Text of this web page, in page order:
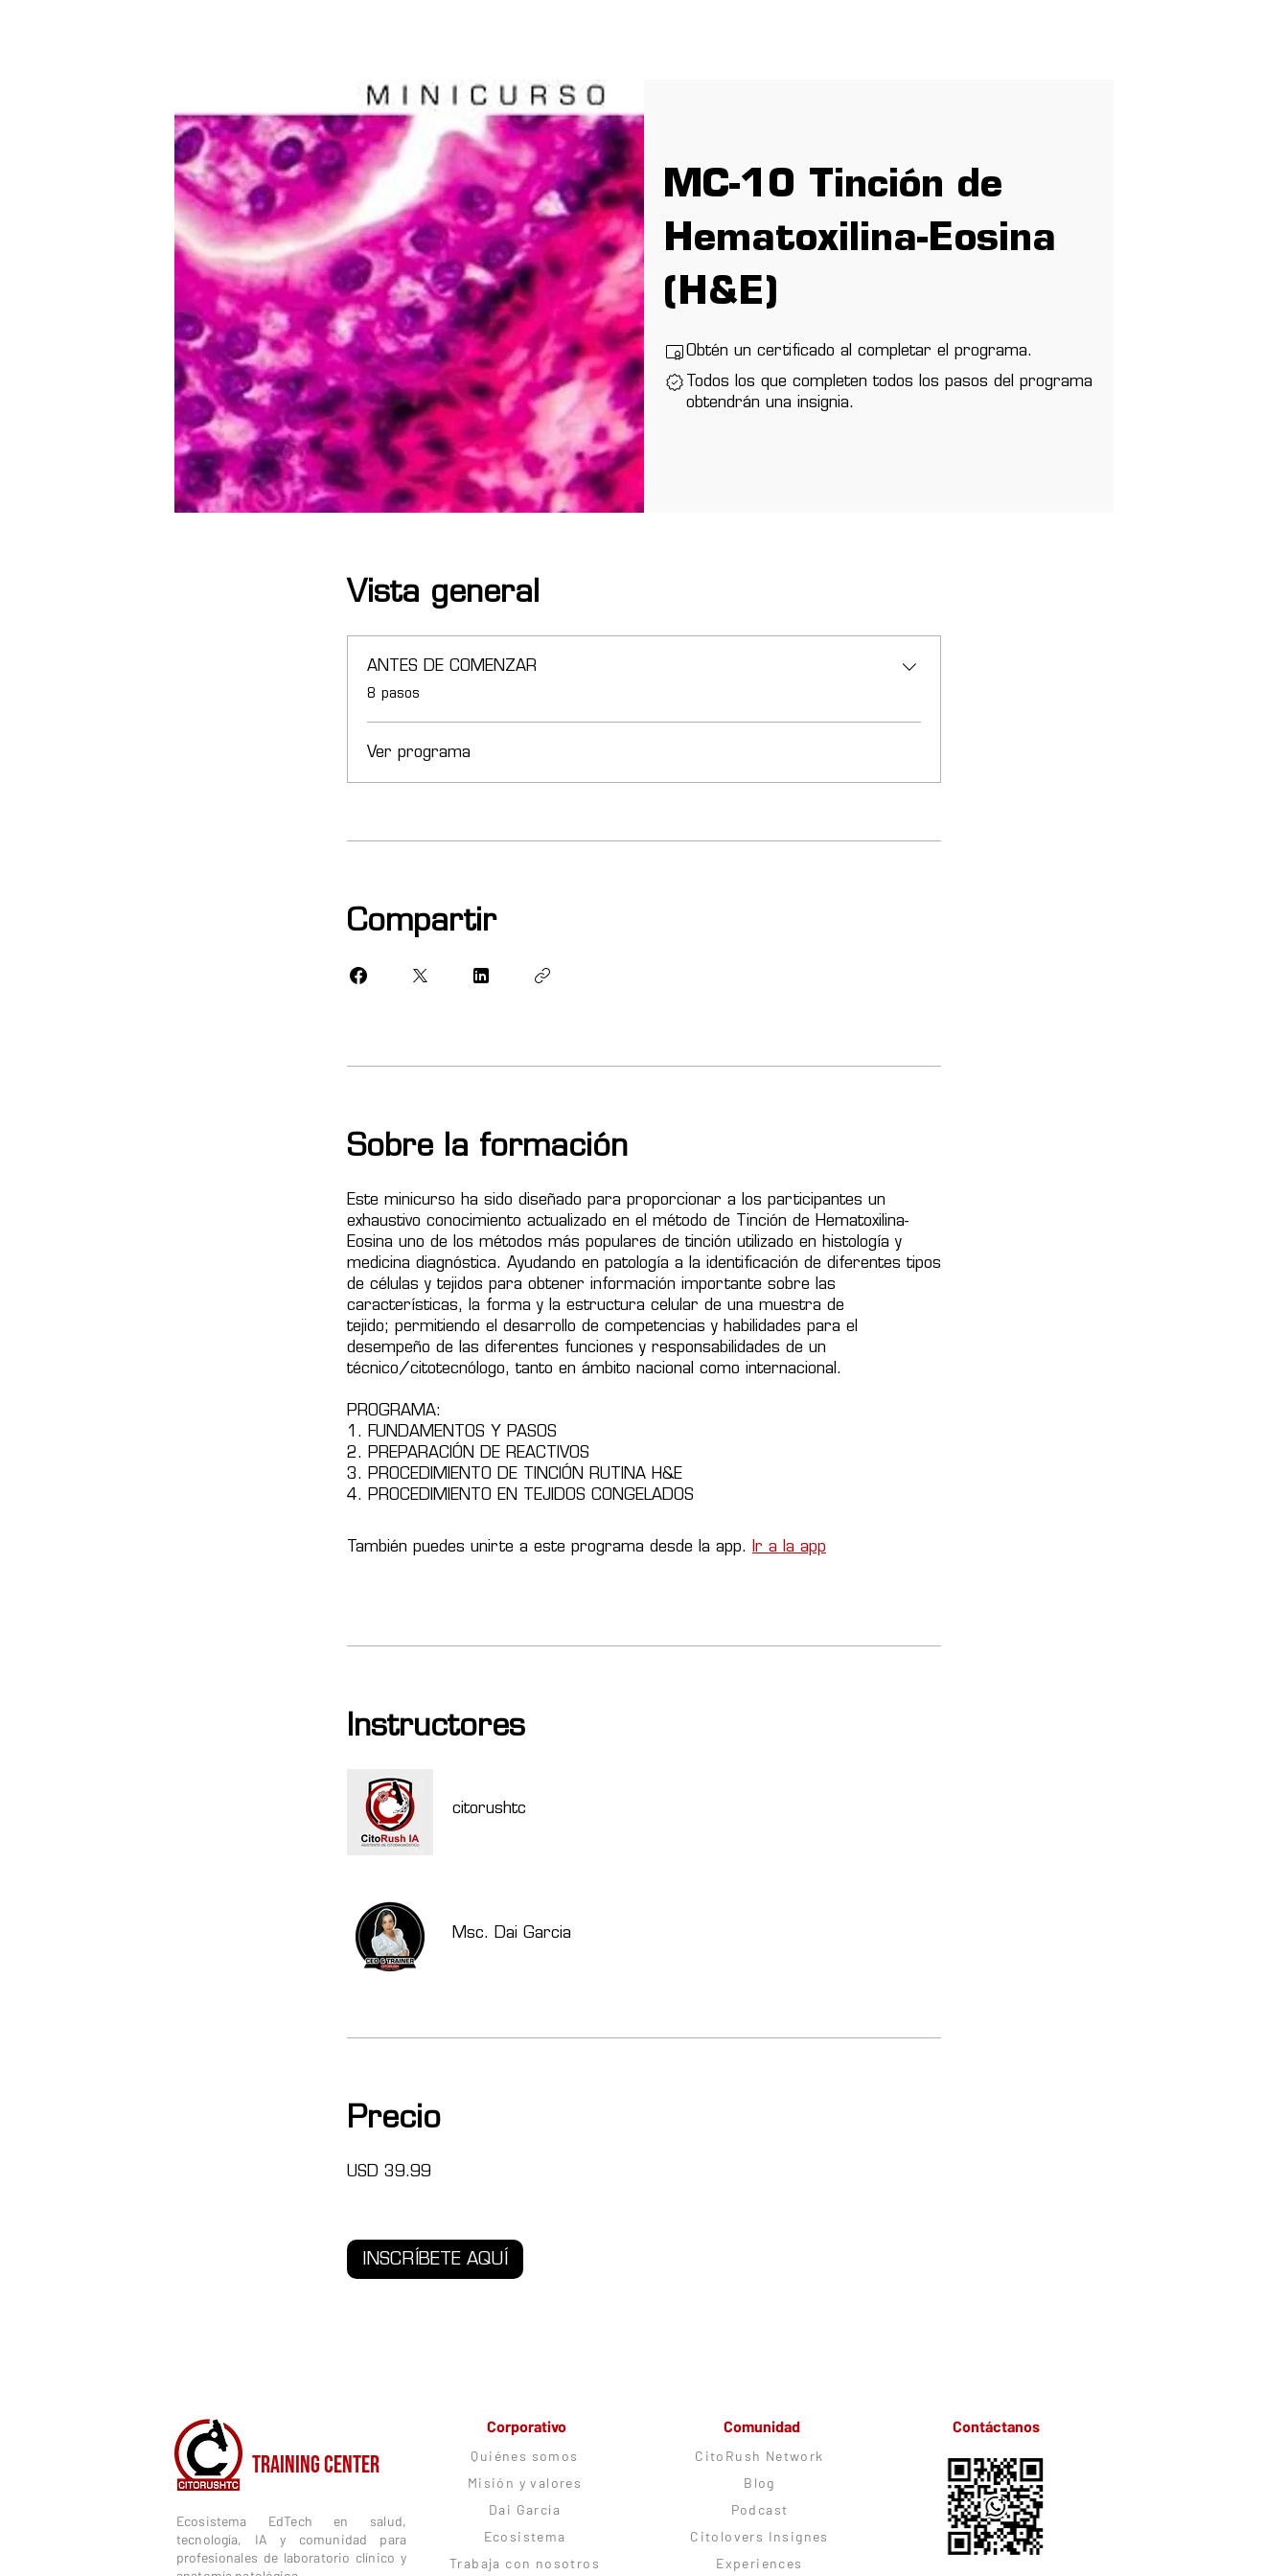
MC-10 Tinción de
Hematoxilina-Eosina
(H&E)
Obtén un certificado al completar el programa.
Todos los que completen todos los pasos del programa
obtendrán una insignia.
Vista general
ANTES DE COMENZAR
.
8 pasos
Ver programa
Compartir
Sobre la formación
Este minicurso ha sido diseñado para proporcionar a los participantes un
exhaustivo conocimiento actualizado en el método de Tinción de Hematoxilina-
Eosina uno de los métodos más populares de tinción utilizado en histología y
medicina diagnóstica. Ayudando en patología a la identificación de diferentes tipos
de células y tejidos para obtener información importante sobre las
características, la forma y la estructura celular de una muestra de
tejido; permitiendo el desarrollo de competencias y habilidades para el
desempeño de las diferentes funciones y responsabilidades de un
técnico/citotecnólogo, tanto en ámbito nacional como internacional.
PROGRAMA:
1. FUNDAMENTOS Y PASOS
2. PREPARACIÓN DE REACTIVOS
3. PROCEDIMIENTO DE TINCIÓN RUTINA H&E
4. PROCEDIMIENTO EN TEJIDOS CONGELADOS
También puedes unirte a este programa desde la app. Ir a la app
Instructores
citorushtc
Msc. Dai Garcia
Precio
USD 39.99
INSCRÍBETE AQUÍ
TRAINING CENTER
Ecosistema EdTech en salud,
tecnología, IA y comunidad para
profesionales de laboratorio clínico y
Corporativo
Quiénes somos
Misión y valores
Dai García
Ecosistema
Trabaja con nosotros
Comunidad
CitoRush Network
Blog
Podcast
Citolovers Insignes
Experiences
Contáctanos